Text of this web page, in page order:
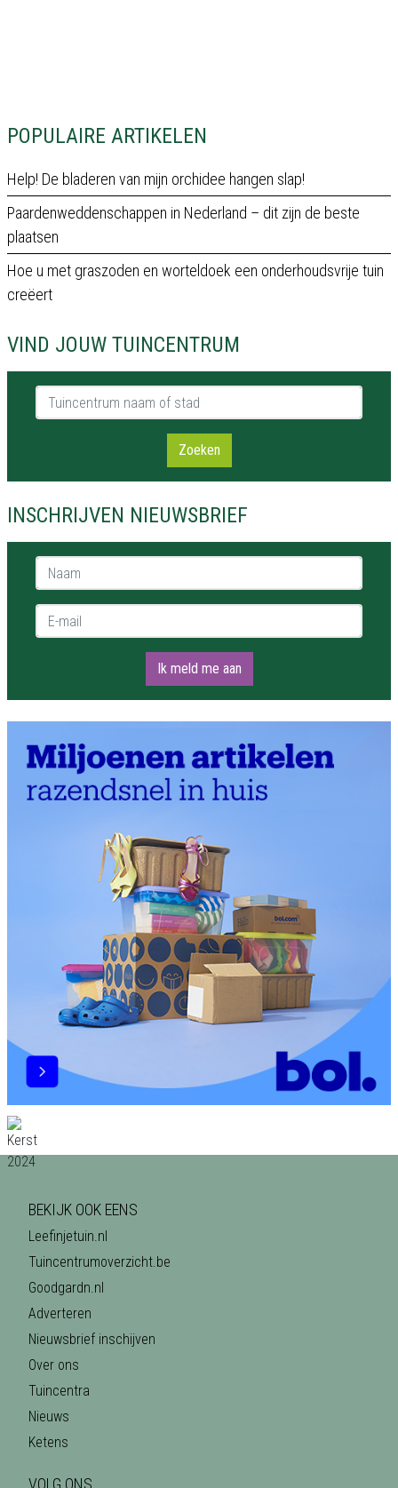
POPULAIRE ARTIKELEN
Help! De bladeren van mijn orchidee hangen slap!
Paardenweddenschappen in Nederland – dit zijn de beste
plaatsen
Hoe u met graszoden en worteldoek een onderhoudsvrije tuin
creëert
VIND JOUW TUINCENTRUM
Tuincentrum naam of stad
Zoeken
INSCHRIJVEN NIEUWSBRIEF
Naam *
E-mail *
Ik meld me aan
BEKIJK OOK EENS
Leefinjetuin.nl
Tuincentrumoverzicht.be
Goodgardn.nl
Adverteren
Nieuwsbrief inschijven
Over ons
Tuincentra
Nieuws
Ketens
VOLG ONS